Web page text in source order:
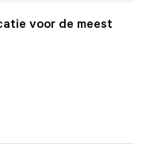
voor de meest